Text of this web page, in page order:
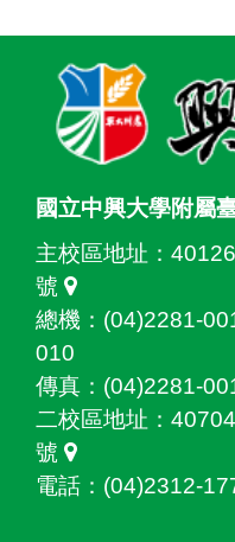
國立中興大學附屬
主校區地址：
號
總機：(04)2281-
010
傳真：(04)2281-
二校區地址：
號
電話：(04)2312-